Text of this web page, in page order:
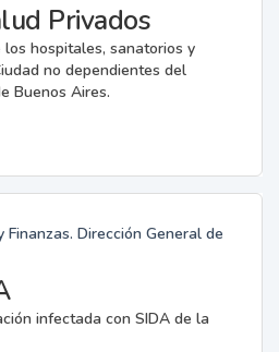
Privados
hospitales, sanatorios y
no dependientes del
Buenos Aires.
Finanzas. Dirección General de
infectada con SIDA de la